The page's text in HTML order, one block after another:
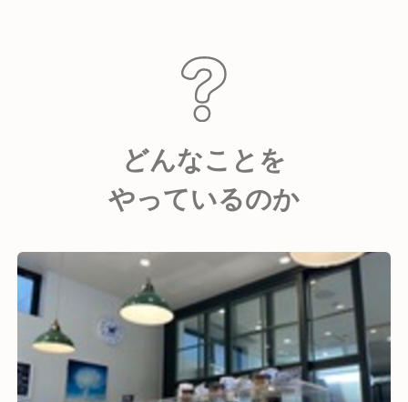
どんなことを
やっているのか